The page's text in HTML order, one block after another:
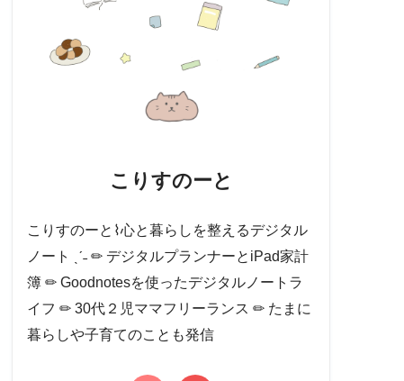
こりすのーと
こりすのーと⌇心と暮らしを整えるデジタル
ノート ˎˊ˗ ✏︎ デジタルプランナーとiPad家計
簿 ✏︎ Goodnotesを使ったデジタルノートラ
イフ ✏︎ 30代２児ママフリーランス ✏︎ たまに
暮らしや子育てのことも発信